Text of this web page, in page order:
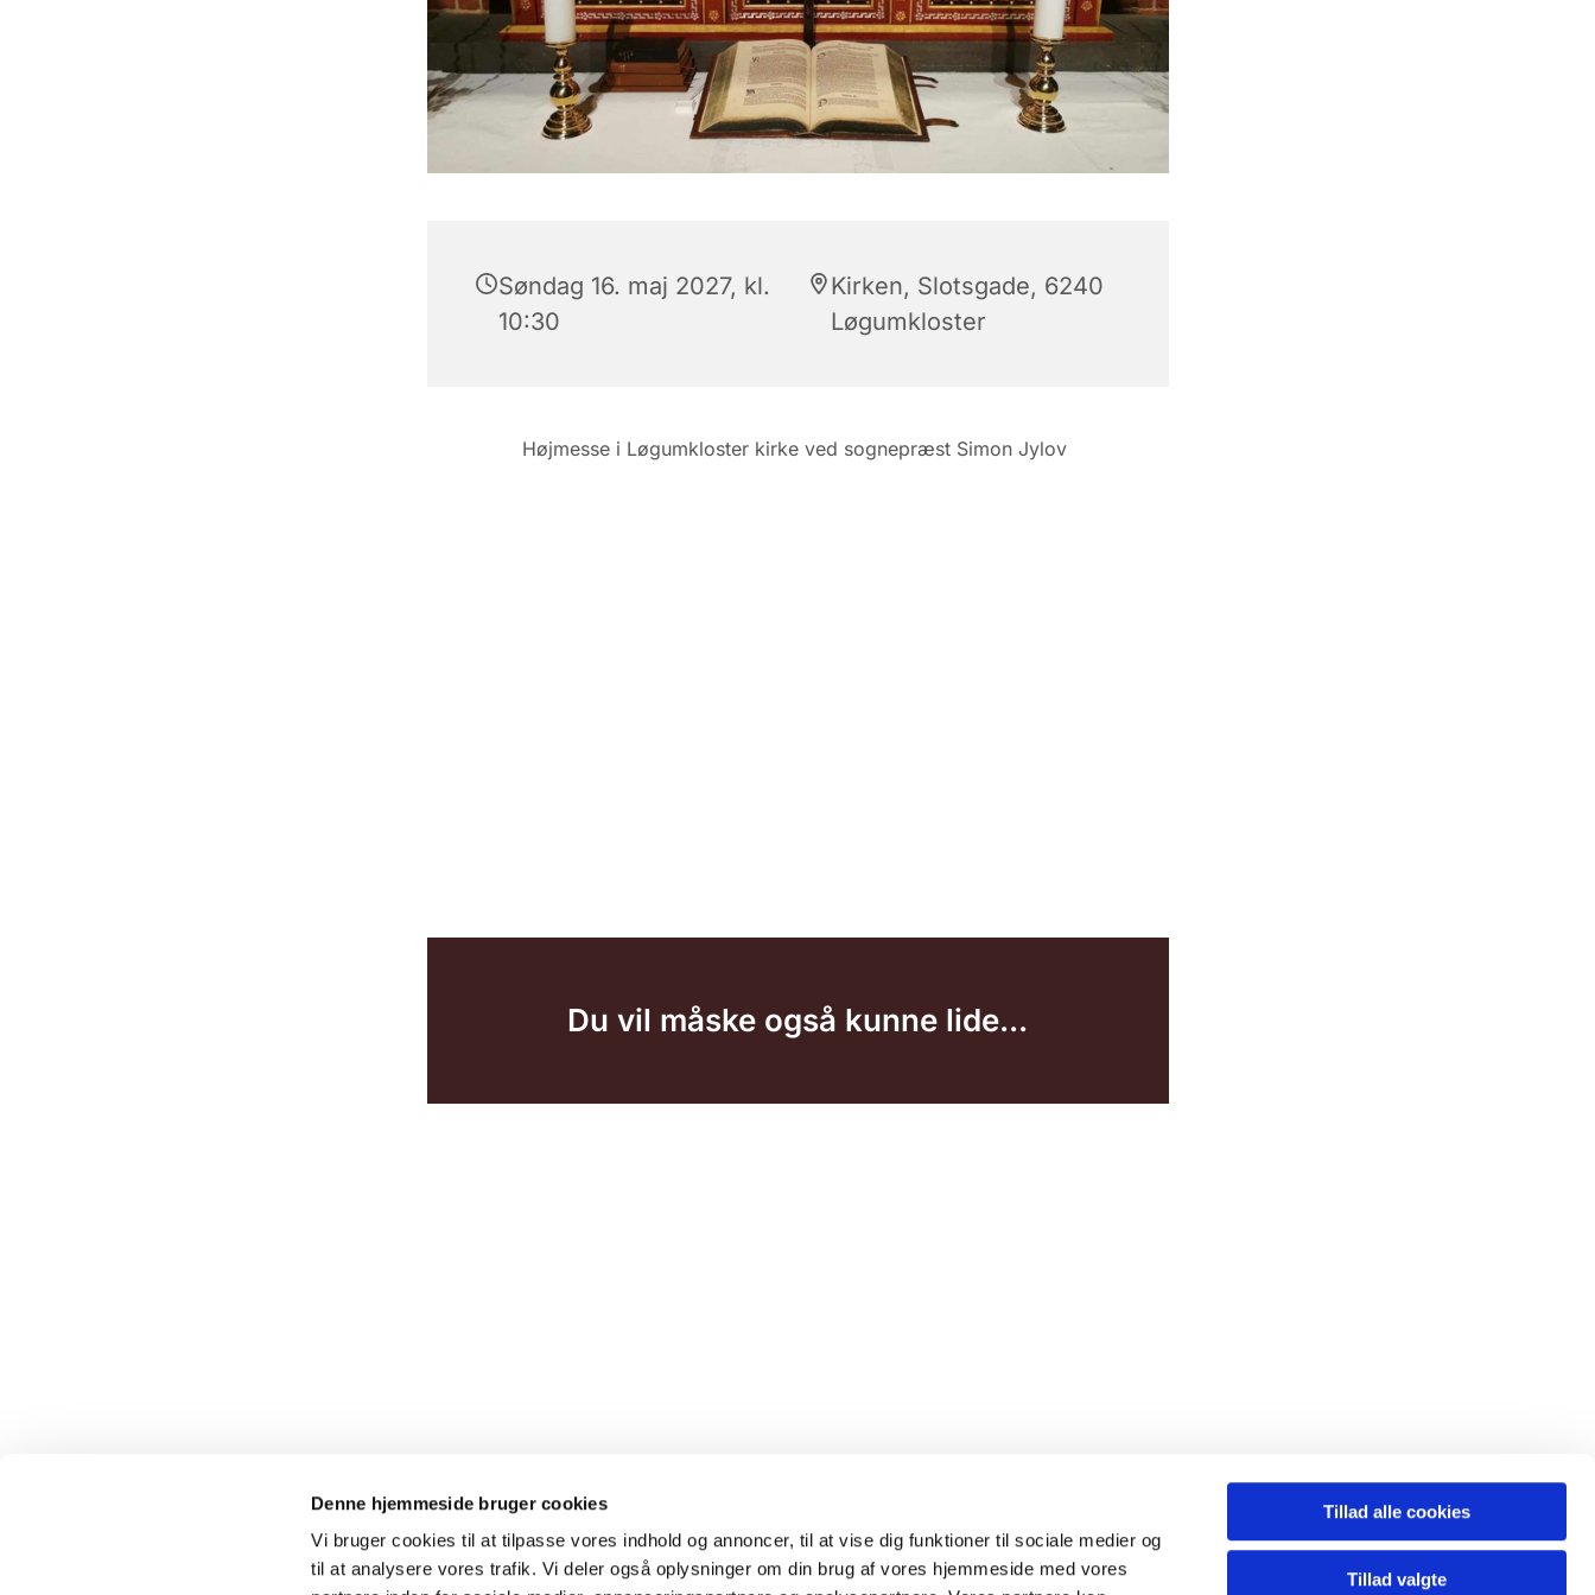
Denne hjemmeside bruger cookies
Vi bruger cookies til at tilpasse vores indhold og annoncer, til at vise dig funktioner til sociale medier og
til at analysere vores trafik. Vi deler også oplysninger om din brug af vores hjemmeside med vores
Tillad alle cookies
Tillad valgte
Søndag 16. maj 2027, kl.
10:30
Kirken, Slotsgade, 6240
Løgumkloster
Højmesse i Løgumkloster kirke ved sognepræst Simon Jylov
Du vil måske også kunne lide...